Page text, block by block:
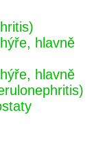
hlavně
hlavně